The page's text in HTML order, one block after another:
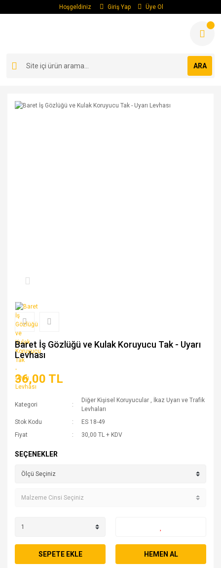
Hoşgeldiniz Giriş Yap Üye Ol
ARA
Baret İş Gözlüğü ve Kulak Koruyucu Tak - Uyarı
Levhası
36,00 TL
Kategori
Diğer Kişisel Koruyucular , İkaz Uyarı ve Trafik
Levhaları
Stok Kodu
ES 18-49
Fiyat
30,00 TL + KDV
SEÇENEKLER
SEPETE EKLE HEMEN AL